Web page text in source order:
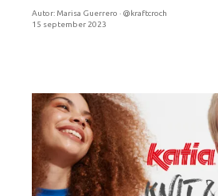
Autor: Marisa Guerrero · @kraftcroch
15 september 2023